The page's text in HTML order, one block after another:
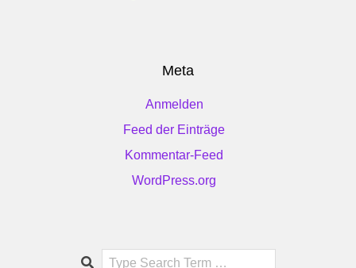
Meta
Anmelden
Feed der Einträge
Kommentar-Feed
WordPress.org
Search